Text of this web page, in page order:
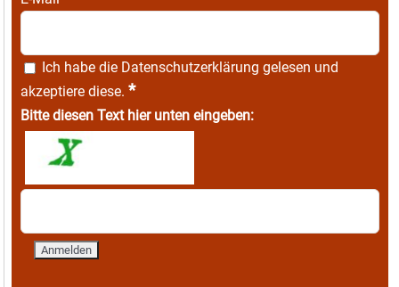
Ich habe die Datenschutzerklärung gelesen und
akzeptiere diese. *
Bitte diesen Text hier unten eingeben: